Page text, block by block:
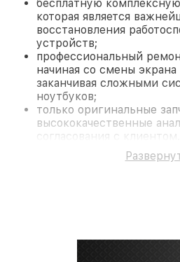
бесплатную
которая является
восстановления
устройств;
профессиональный
начиная со смены
заканчивая сложными
ноутбуков;
только оригинальные
высококачественные
согласования с клиентом.
На все работы и замененные
предоставляется длительная